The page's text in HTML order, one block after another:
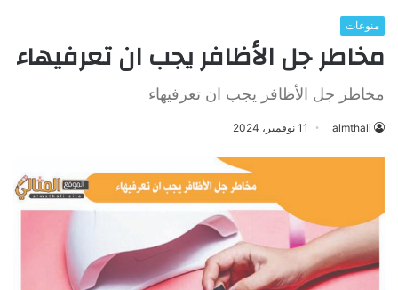
منوعات
مخاطر جل الأظافر يجب ان تعرفيهاء
مخاطر جل الأظافر يجب ان تعرفيهاء
almthali 11 نوفمبر، 2024